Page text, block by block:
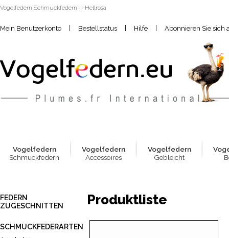
Vogelfedern Schmuckfedern Hellrosa
Mein Benutzerkonto | Bestellstatus | Hilfe | Abonnieren Sie sich
Vogelfedern
Schmuckfedern
Vogelfedern
Accessoires
Vogelfedern
Gebleicht
FEDERN
ZUGESCHNITTEN
SCHMUCKFEDERARTEN
Produktliste